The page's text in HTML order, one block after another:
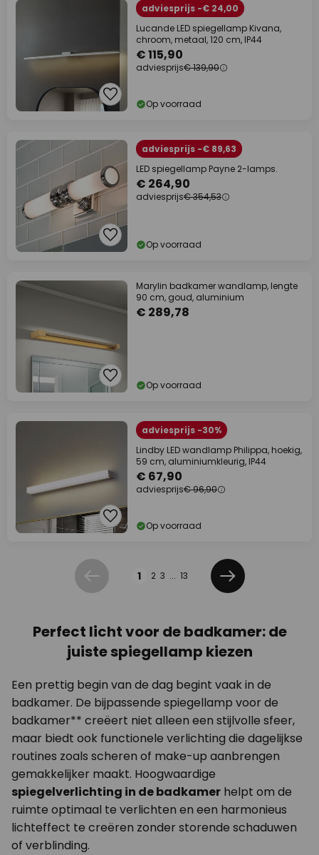
adviesprijs -€ 24,00
Lucande LED spiegellamp Kivana,
chroom, metaal, 120 cm, IP44
€ 115,90
adviesprijs€ 139,90
Op voorraad
adviesprijs -€ 89,63
LED spiegellamp Payne 2-lamps.
€ 264,90
adviesprijs€ 354,53
Op voorraad
Marylin badkamer wandlamp, lengte
90 cm, goud, aluminium
€ 289,78
Op voorraad
adviesprijs -30%
Lindby LED wandlamp Philippa, hoekig,
59 cm, aluminiumkleurig, IP44
€ 67,90
adviesprijs€ 96,90
Op voorraad
Vorige 1 2 3 ... 13
Volgende
Perfect licht voor de badkamer: de
juiste spiegellamp kiezen
Een prettig begin van de dag begint vaak in de
badkamer. De bijpassende spiegellamp voor de
badkamer** creëert niet alleen een stijlvolle sfeer,
maar biedt ook functionele verlichting die dagelijkse
routines zoals scheren of make-up aanbrengen
gemakkelijker maakt. Hoogwaardige
spiegelverlichting in de badkamer helpt om de
ruimte optimaal te verlichten en een harmonieus
lichteffect te creëren zonder storende schaduwen
of verblinding.